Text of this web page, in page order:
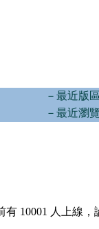
－最近版
－最近瀏
有 10001 人上線